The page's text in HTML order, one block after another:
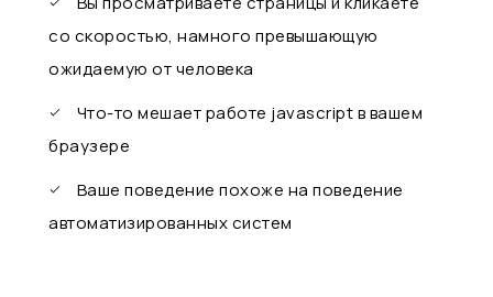
со скоростью, намного превышающую
ожидаемую от человека
Что-то мешает работе javascript в вашем
браузере
Ваше поведение похоже на поведение
автоматизированных систем